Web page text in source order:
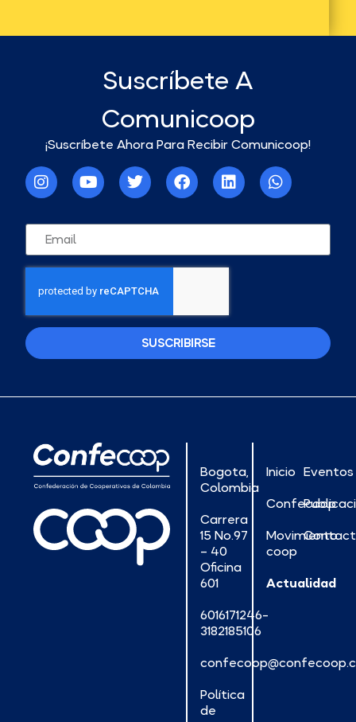
Suscríbete A
Comunicoop
¡Suscríbete Ahora Para Recibir Comunicoop!
SUSCRIBIRSE
Bogota,
Colombia
Carrera
15 No.97
– 40
Oficina
601
6016171246-
3182185106
Política
de
Inicio
Confecoop
Movimiento
coop
Actualidad
Eventos